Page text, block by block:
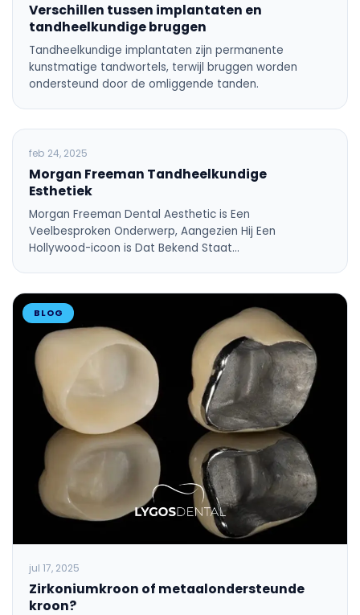
Verschillen tussen implantaten en
tandheelkundige bruggen
Tandheelkundige implantaten zijn permanente
kunstmatige tandwortels, terwijl bruggen worden
ondersteund door de omliggende tanden.
ALGEMENE TANDHEELKUNDE
feb 24, 2025
Morgan Freeman Tandheelkundige
Esthetiek
Morgan Freeman Dental Aesthetic is Een
Veelbesproken Onderwerp, Aangezien Hij Een
Hollywood-icoon is Dat Bekend Staat…
BLOG
jul 17, 2025
Zirkoniumkroon of metaalondersteunde
kroon?